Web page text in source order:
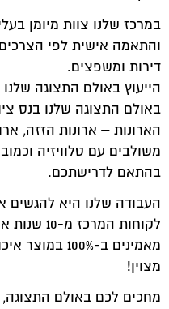
במרכז שלנו צוות מיומן
והתאמה אישית לפי הצרכים
דירות ומשפצים.
הייעוץ באולם התצוגה
באולם התצוגה שלנו בנס
הארונות – ארונות הזזה,
משולבים עם טלוויזיה
בהתאם לדרישתכם.
העבודה שלנו היא להגשים
לקוחות
מאמינים ב-
מצוין!
מחכים לכם באולם התצוגה, האיזמל